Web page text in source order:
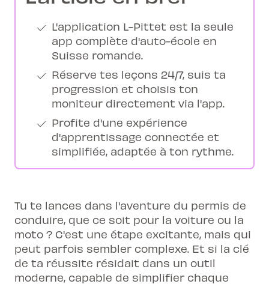
L'application L-Pittet est la seule
app complète d'auto-école en
Suisse romande.
Réserve tes leçons 24/7, suis ta
progression et choisis ton
moniteur directement via l'app.
Profite d'une expérience
d'apprentissage connectée et
simplifiée, adaptée à ton rythme.
Tu te lances dans l'aventure du permis de
conduire, que ce soit pour la voiture ou la
moto ? C'est une étape excitante, mais qui
peut parfois sembler complexe. Et si la clé
de ta réussite résidait dans un outil
moderne, capable de simplifier chaque